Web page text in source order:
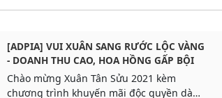
[ADPIA] VUI XUÂN SANG RƯỚC LỘC VÀNG
- DOANH THU CAO, HOA HỒNG GẤP BỘI
Chào mừng Xuân Tân Sửu 2021 kèm
chương trình khuyến mãi độc quyền dành